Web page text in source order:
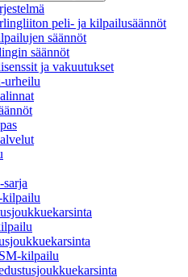
peli- ja kilpailusäännöt
säännöt
säännöt
ja vakuutukset
urheilu
kilpailu
kilpailu